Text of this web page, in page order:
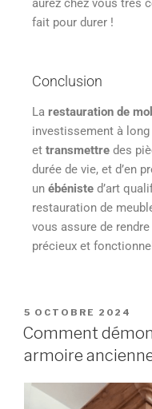
aurez chez vous très
fait pour durer !
Conclusion
La restauration de
investissement à
et transmettre des
durée de vie, et d’en
un ébéniste d’art
restauration de
vous assure de
précieux et
5 OCTOBRE 2024
Comment
armoire